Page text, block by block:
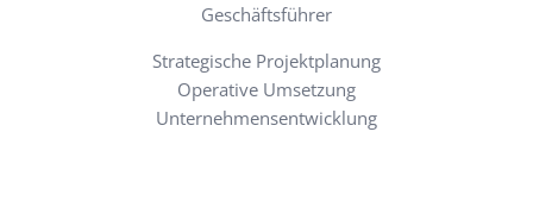
Geschäftsführer
Strategische Projektplanung
Operative Umsetzung
Unternehmensentwicklung